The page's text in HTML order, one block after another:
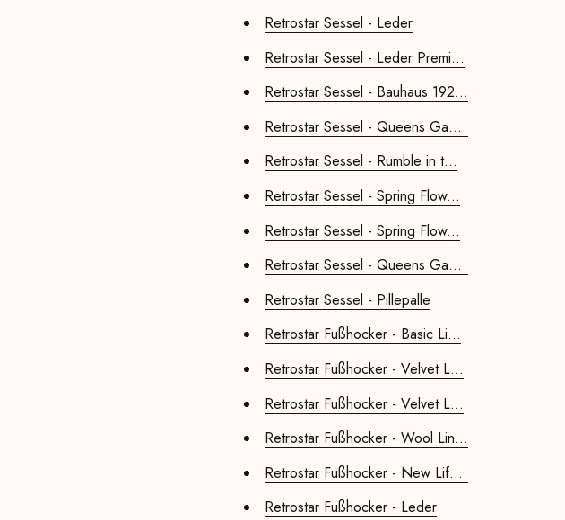
Retrostar Sessel - Leder
Retrostar Sessel - Leder Premi...
Retrostar Sessel - Bauhaus 192...
Retrostar Sessel - Queens Gamb...
Retrostar Sessel - Rumble in t...
Retrostar Sessel - Spring Flow...
Retrostar Sessel - Spring Flow...
Retrostar Sessel - Queens Gamb...
Retrostar Sessel - Pillepalle
Retrostar Fußhocker - Basic Li...
Retrostar Fußhocker - Velvet L...
Retrostar Fußhocker - Velvet L...
Retrostar Fußhocker - Wool Lin...
Retrostar Fußhocker - New Life...
Retrostar Fußhocker - Leder